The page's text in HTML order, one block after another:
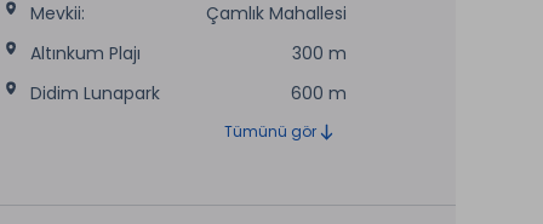
Mevkii:
Çamlık Mahallesi
Altınkum Plajı
300 m
Didim Lunapark
600 m
Tümünü gör